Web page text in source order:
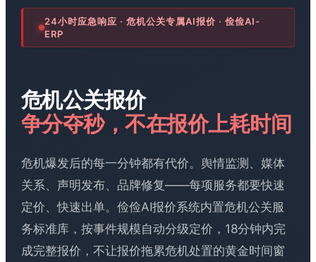
24小时应急响应 · 危机公关专属AI报价 · 俭俭AI-
ERP
危机公关报价
争分夺秒，不在报价上耗时间
危机爆发后的每一分钟都有代价。舆情监测、媒体
关系、声明发布、品牌修复——每项服务都要快速
定价、快速出单。俭俭AI报价系统内置危机公关服
务标准库，按事件规模自动分级定价，18分钟内完
成完整报价，不让报价拖累危机处置的黄金时间窗